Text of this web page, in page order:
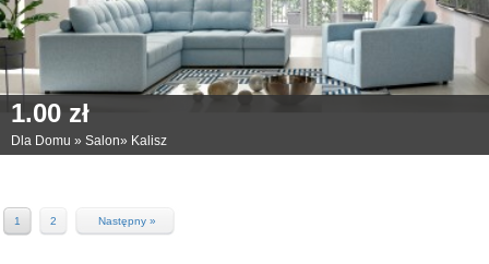
1.00 zł
Dla Domu » Salon» Kalisz
1 2 Następny »